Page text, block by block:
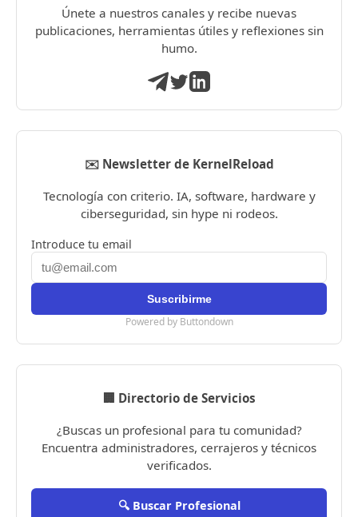
Únete a nuestros canales y recibe nuevas
publicaciones, herramientas útiles y reflexiones sin
humo.
✉️ Newsletter de KernelReload
Tecnología con criterio. IA, software, hardware y
ciberseguridad, sin hype ni rodeos.
Introduce tu email
Powered by Buttondown
🏢 Directorio de Servicios
¿Buscas un profesional para tu comunidad?
Encuentra administradores, cerrajeros y técnicos
verificados.
🔍 Buscar Profesional